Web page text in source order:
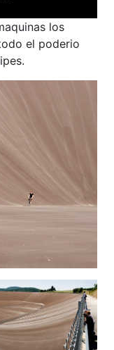
los
el poderio